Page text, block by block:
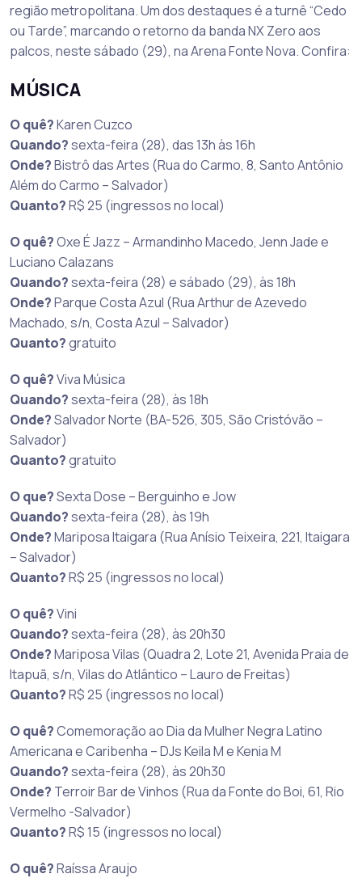
região metropolitana.Um dos destaques é aturnê “Cedo
ou Tarde”, marcando o retorno da banda NX Zero aos
palcos, neste sábado (29), na Arena Fonte Nova.Confira:
MÚSICA
O quê?Karen Cuzco
Quando?sexta-feira (28), das 13h às 16h
Onde?Bistrô das Artes (Rua do Carmo, 8, Santo Antônio
Além do Carmo – Salvador)
Quanto?R$ 25 (ingressos no local)
O quê?Oxe É Jazz – Armandinho Macedo, Jenn Jade e
Luciano Calazans
Quando?sexta-feira (28) e sábado (29), às 18h
Onde?Parque Costa Azul (Rua Arthur de Azevedo
Machado, s/n, Costa Azul – Salvador)
Quanto?gratuito
O quê?Viva Música
Quando?sexta-feira (28), às 18h
Onde?Salvador Norte (BA-526, 305, São Cristóvão –
Salvador)
Quanto?gratuito
O que?Sexta Dose – Berguinho e Jow
Quando?sexta-feira (28), às 19h
Onde?Mariposa Itaigara (Rua Anísio Teixeira, 221, Itaigara
– Salvador)
Quanto?R$ 25 (ingressos no local)
O quê?Vini
Quando?sexta-feira (28), às 20h30
Onde?Mariposa Vilas (Quadra 2, Lote 21, Avenida Praia de
Itapuã, s/n, Vilas do Atlântico – Lauro de Freitas)
Quanto?R$ 25 (ingressos no local)
O quê?Comemoração ao Dia da Mulher Negra Latino
Americana e Caribenha – DJs Keila M e Kenia M
Quando?sexta-feira (28), às 20h30
Onde? Terroir Bar de Vinhos (Rua da Fonte do Boi, 61, Rio
Vermelho -Salvador)
Quanto?R$ 15 (ingressos no local)
O quê?Raíssa Araujo